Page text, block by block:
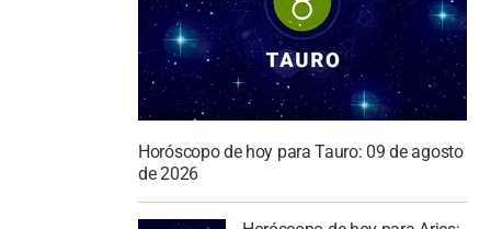
Horóscopo de hoy para Tauro: 09 de agosto
de 2026